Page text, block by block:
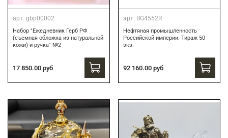
арт. gbp00002
Набор "Ежедневник Герб РФ
(съемная обложка из натуральной
кожи) и ручка" №2
17 850.00 руб
арт. BG4552R
Нефтяная промышленность
Российской империи. Тираж 50
экз.
92 160.00 руб